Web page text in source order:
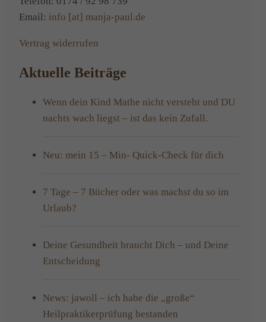
Email: info [at] manja-paul.de
Vertrag widerrufen
Aktuelle Beiträge
Wenn dein Kind Mathe nicht versteht und DU
nachts wach liegst – ist das kein Zufall.
Neu: mein 15 – Min- Quick-Check für dich
7 Tage – 7 Bücher oder was machst du so im
Urlaub?
Deine Gesundheit braucht Dich – und Deine
Entscheidung
News: jawoll – ich habe die „große“
Heilpraktikerprüfung bestanden